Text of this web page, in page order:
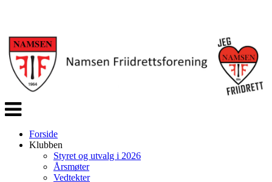
Veksle
navigasjon
Forside
Klubben
Styret og utvalg i 2026
Årsmøter
Vedtekter